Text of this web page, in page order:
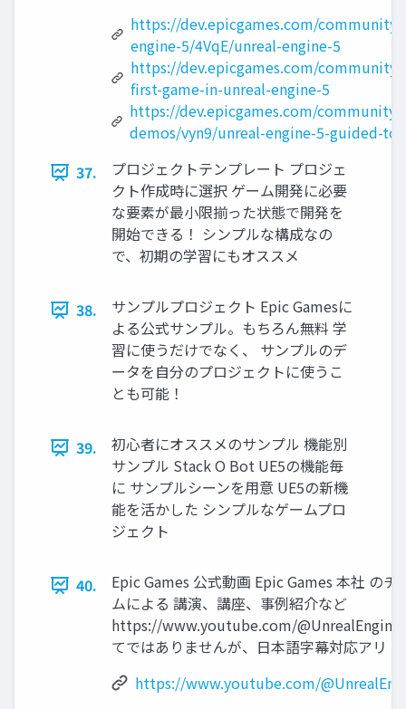
https://dev.epicgames.com/
engine-5/4VqE/unreal-engine-5
https://dev.epicgames.com/
first-game-in-unreal-engine-5
https://dev.epicgames.com/
demos/vyn9/unreal-engine-5-guided-
37.
プロジェクトテンプレート プロジェ
クト作成時に選択 ゲーム開発に必要
な要素が最小限揃った状態で開発を
開始できる！ シンプルな構成なの
で、初期の学習にもオススメ
38.
サンプルプロジェクト Epic Gamesに
よる公式サンプル。もちろん無料 学
習に使うだけでなく、 サンプルのデ
ータを自分のプロジェクトに使うこ
とも可能！
39.
初心者にオススメのサンプル 機能別
サンプル Stack O Bot UE5の機能毎
に サンプルシーンを用意 UE5の新機
能を活かした シンプルなゲームプロ
ジェクト
40.
Epic Games 公式動画 Epic Games 本社 のチ
ムによる 講演、講座、事例紹介など
https://www.youtube.com/@UnrealEngine
てではありませんが、日本語字幕対応アリ
https://www.youtube.com/